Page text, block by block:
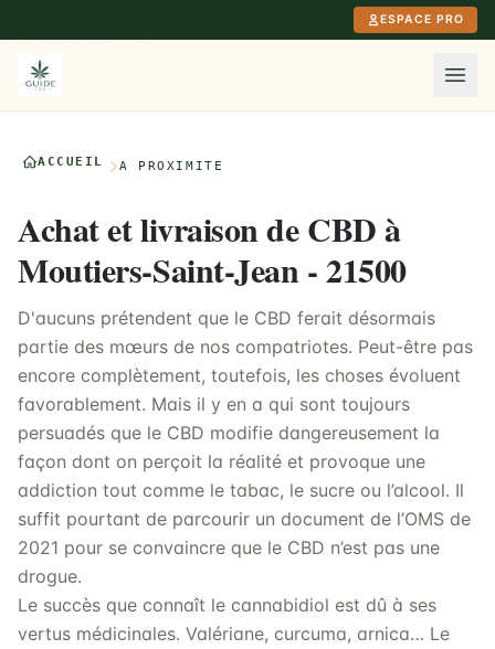
ESPACE PRO
ACCUEIL À PROXIMITÉ
Achat et livraison de CBD à
Moutiers-Saint-Jean - 21500
D'aucuns prétendent que le CBD ferait désormais
partie des mœurs de nos compatriotes. Peut-être pas
encore complètement, toutefois, les choses évoluent
favorablement. Mais il y en a qui sont toujours
persuadés que le CBD modifie dangereusement la
façon dont on perçoit la réalité et provoque une
addiction tout comme le tabac, le sucre ou l’alcool. Il
suffit pourtant de parcourir un document de l’OMS de
2021 pour se convaincre que le CBD n’est pas une
drogue.
Le succès que connaît le cannabidiol est dû à ses
vertus médicinales. Valériane, curcuma, arnica… Le